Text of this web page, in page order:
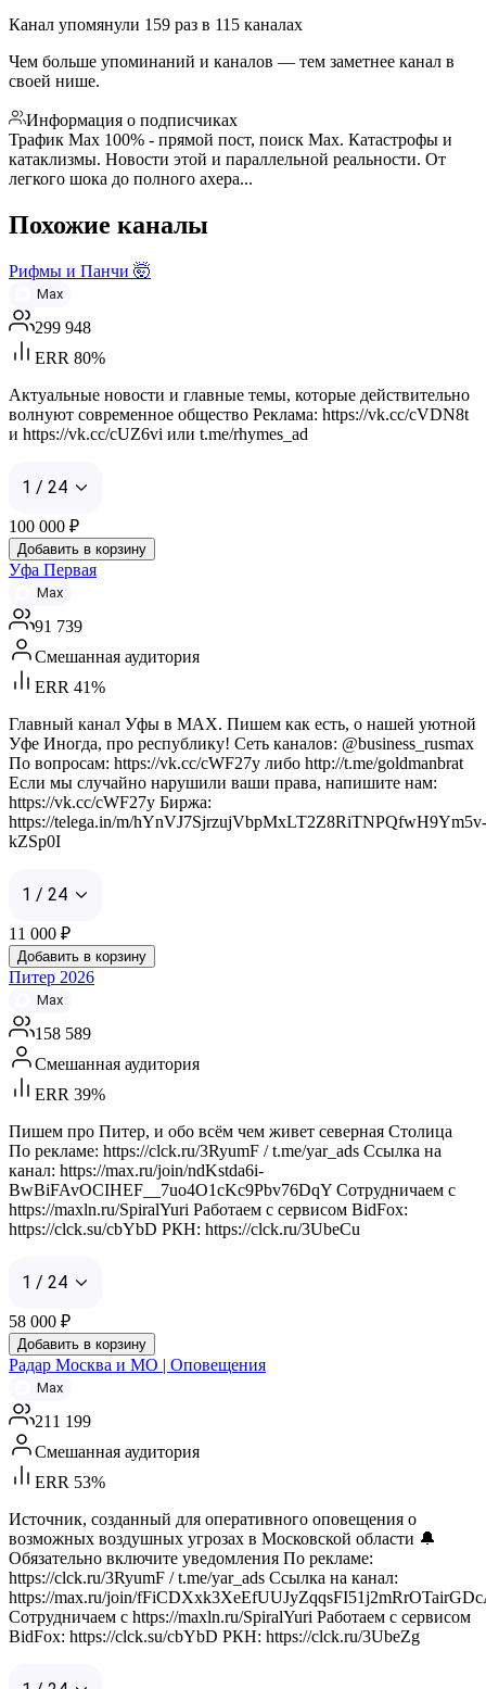
Канал упомянули 159 раз в 115 каналах
Чем больше упоминаний и каналов — тем заметнее канал в
своей нише.
Информация о подписчиках
Трафик Max 100% - прямой пост, поиск Max. Катастрофы и
катаклизмы. Новости этой и параллельной реальности. От
легкого шока до полного ахера...
Похожие каналы
Рифмы и Панчи 🤯
Max
299 948
ERR 80%
Актуальные новости и главные темы, которые действительно
волнуют современное общество Реклама: https://vk.cc/cVDN8t
и https://vk.cc/cUZ6vi или t.me/rhymes_ad
1 / 24
100 000 ₽
Добавить в корзину
Уфа Первая
Max
91 739
Смешанная аудитория
ERR 41%
Главный канал Уфы в MAX. Пишем как есть, о нашей уютной
Уфе Иногда, про республику! Сеть каналов: @business_rusmax
По вопросам: https://vk.cc/cWF27y либо http://t.me/goldmanbrat
Если мы случайно нарушили ваши права, напишите нам:
https://vk.cc/cWF27y Биржа:
https://telega.in/m/hYnVJ7SjrzujVbpMxLT2Z8RiTNPQfwH9Ym5v-
kZSp0I
1 / 24
11 000 ₽
Добавить в корзину
Питер 2026
Max
158 589
Смешанная аудитория
ERR 39%
Пишем про Питер, и обо всём чем живет северная Столица
По рекламе: https://clck.ru/3RyumF / t.me/yar_ads Ссылка на
канал: https://max.ru/join/ndKstda6i-
BwBiFAvOCIHEF__7uo4O1cKc9Pbv76DqY Сотрудничаем с
https://maxln.ru/SpiralYuri Работаем с сервисом BidFox:
https://clck.su/cbYbD РКН: https://clck.ru/3UbeCu
1 / 24
58 000 ₽
Добавить в корзину
Радар Москва и МО | Оповещения
Max
211 199
Смешанная аудитория
ERR 53%
Источник, созданный для оперативного оповещения о
возможных воздушных угрозах в Московской области 🔔
Обязательно включите уведомления По рекламе:
https://clck.ru/3RyumF / t.me/yar_ads Ссылка на канал:
https://max.ru/join/
Сотрудничаем с https://maxln.ru/SpiralYuri Работаем с сервисом
BidFox: https://clck.su/cbYbD РКН: https://clck.ru/3UbeZg